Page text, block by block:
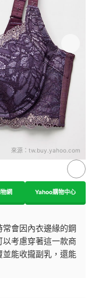
來源： tw.buy.yahoo.com
網 Yahoo購物中心
常會因內衣邊緣的鋼
考慮穿著這一款商
能收攏副乳，還能